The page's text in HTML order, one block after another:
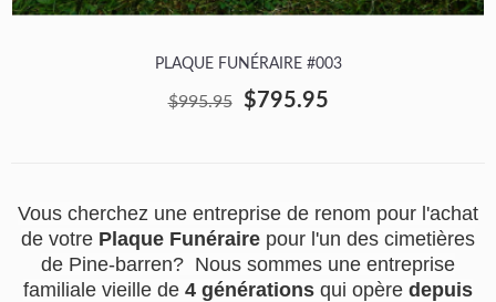
PLAQUE FUNÉRAIRE #003
$995.95 $795.95
Vous cherchez une entreprise de renom pour l'achat
de votre Plaque Funéraire pour l'un des cimetières
de Pine-barren? Nous sommes une entreprise
familiale vieille de 4 générations qui opère depuis